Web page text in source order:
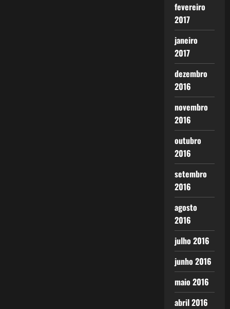
fevereiro
2017
janeiro
2017
dezembro
2016
novembro
2016
outubro
2016
setembro
2016
agosto
2016
julho 2016
junho 2016
maio 2016
abril 2016